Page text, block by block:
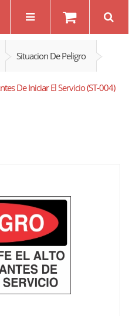
Situacion De Peligro
De Iniciar El Servicio (ST-004)